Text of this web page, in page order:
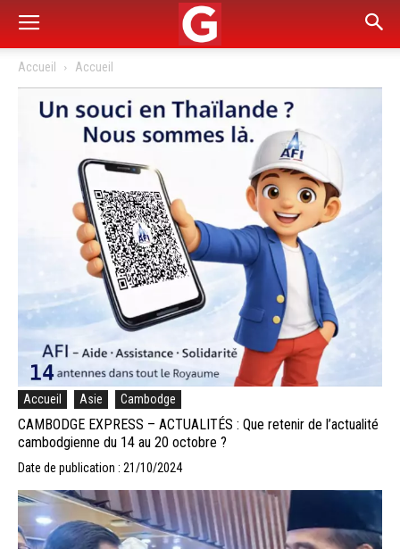
Accueil Accueil
Accueil Asie Cambodge
CAMBODGE EXPRESS – ACTUALITÉS : Que retenir de l’actualité
cambodgienne du 14 au 20 octobre ?
Date de publication : 21/10/2024